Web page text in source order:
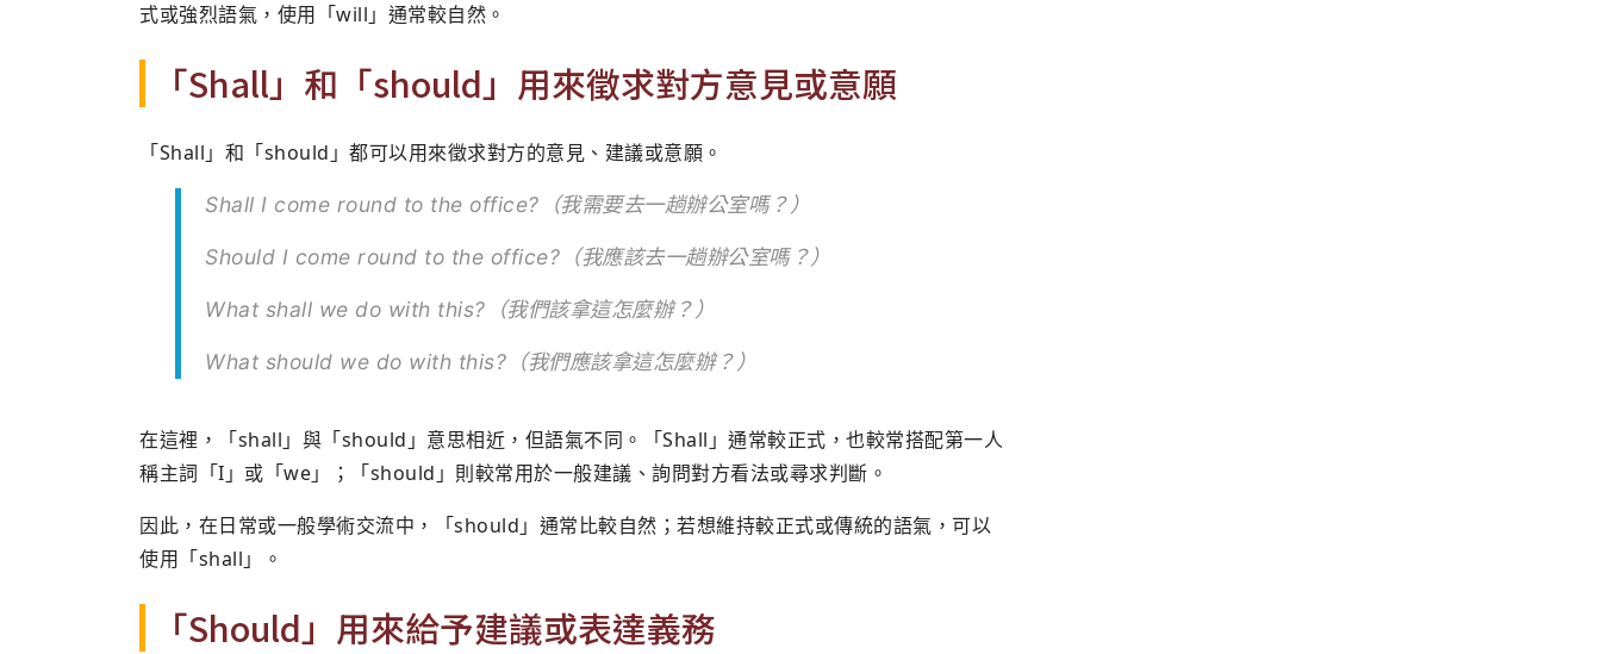
式或強烈語氣，使用「will」通常較自然。
「Shall」和「should」用來徵求對方意見或意願
「Shall」和「should」都可以用來徵求對方的意見、建議或意願。
Shall I come round to the office?（我需要去一趟辦公室嗎？）
Should I come round to the office?（我應該去一趟辦公室嗎？）
What shall we do with this?（我們該拿這怎麼辦？）
What should we do with this?（我們應該拿這怎麼辦？）
在這裡，「shall」與「should」意思相近，但語氣不同。「Shall」通常較正式，也較常搭配第一人
稱主詞「I」或「we」；「should」則較常用於一般建議、詢問對方看法或尋求判斷。
因此，在日常或一般學術交流中，「should」通常比較自然；若想維持較正式或傳統的語氣，可以
使用「shall」。
「Should」用來給予建議或表達義務